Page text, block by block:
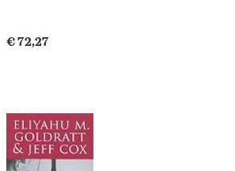
€ 72,27